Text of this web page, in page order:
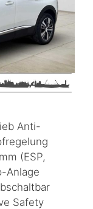
Anti-
(ESP,
Anlage
Safety